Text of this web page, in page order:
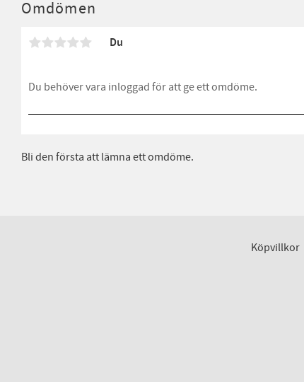
Omdömen
Du
Bli den första att lämna ett omdöme.
Köpvillkor